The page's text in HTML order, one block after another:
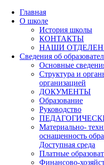
Главная
О школе
История школы
КОНТАКТЫ
НАШИ
Сведения об
Основные
Структура и
организацией
ДОКУМЕНТЫ
Образование
Руководство
Материально-
оснащенность
Доступная среда
Платные
Финансово-